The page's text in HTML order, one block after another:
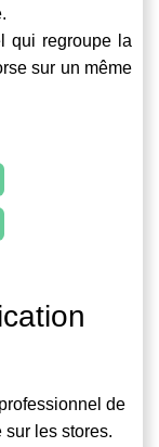
qui regroupe la
sur un même
de
sur les stores.